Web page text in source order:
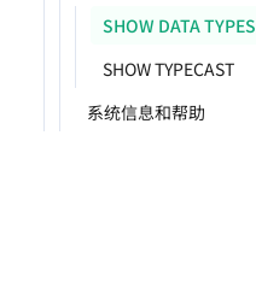
SHOW DATA TYPES
SHOW TYPECAST
系统信息和帮助